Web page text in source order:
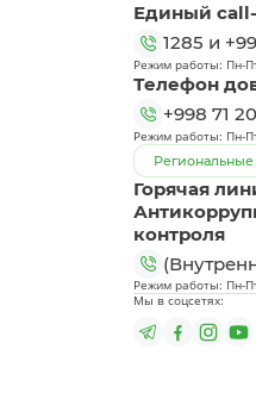
Единый
1285 и
Режим работы: Пн-
Телефон
+998 71
Режим работы: Пн-
Горячая
контроля
Режим работы: Пн-
Мы в соцсетях: